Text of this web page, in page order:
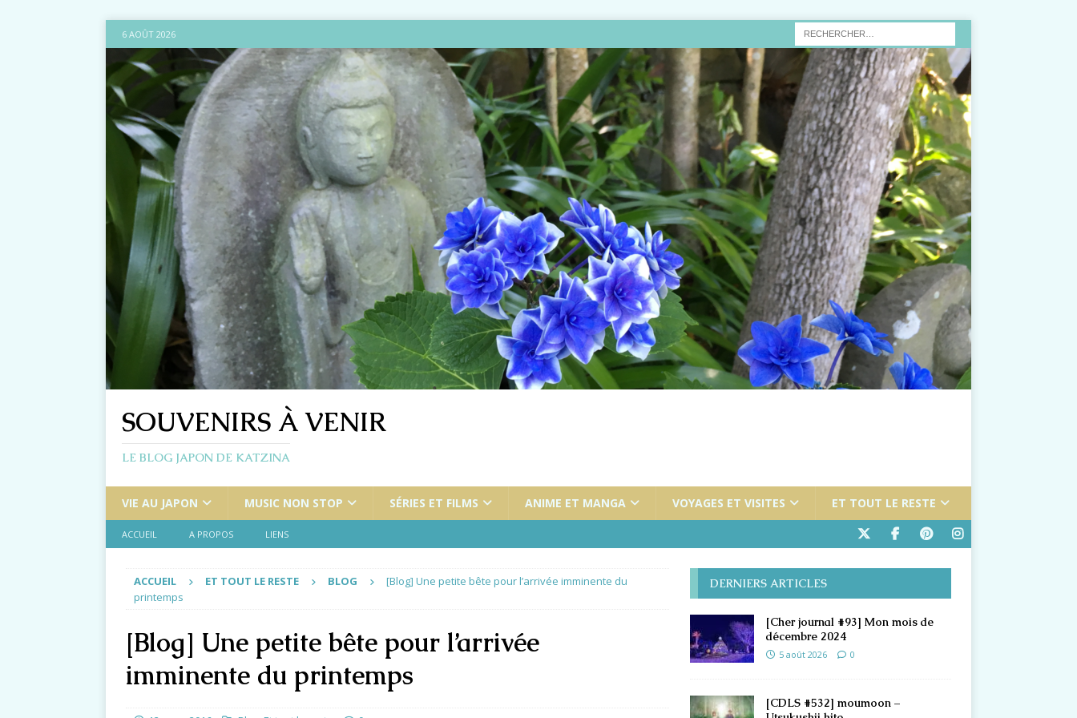
6 AOÛT 2026
SOUVENIRS À VENIR
LE BLOG JAPON DE KATZINA
VIE AU JAPON MUSIC NON STOP SÉRIES ET FILMS ANIME ET MANGA VOYAGES ET VISITES ET TOUT LE RESTE
ACCUEIL A PROPOS LIENS
ACCUEIL ET TOUT LE RESTE BLOG
[Blog] Une petite bête pour l’arrivée imminente du
printemps
[Blog] Une petite bête pour l’arrivée
imminente du printemps
DERNIERS ARTICLES
[Cher journal #93] Mon mois de
décembre 2024
5 août 2026 0
[CDLS #532] moumoon –